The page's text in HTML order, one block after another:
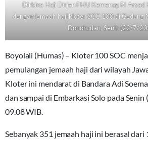
Dirbina Haji Dirjen PHU Kemenag RI Arsad
dengan jemaah haji kloter SOC 100 di Gedung
Donohudan, Senin (22/7/
Boyolali (Humas) – Kloter 100 SOC
pemulangan jemaah haji dari wilayah
Kloter ini mendarat di Bandara Adi
dan sampai di Embarkasi Solo pada
09.08 WIB.
Sebanyak 351 jemaah haji ini berasal